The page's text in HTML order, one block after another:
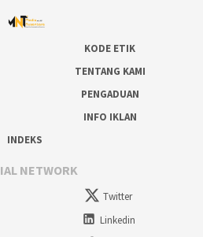
KODE ETIK
TENTANG KAMI
PENGADUAN
INFO IKLAN
INDEKS
NETWORK
Twitter
Linkedin